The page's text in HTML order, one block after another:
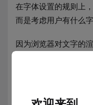
在字体设置的规则上
而是考虑用户有什么字
因为浏览器对文字的
的，这也是为什么我
在中文界面中，通常